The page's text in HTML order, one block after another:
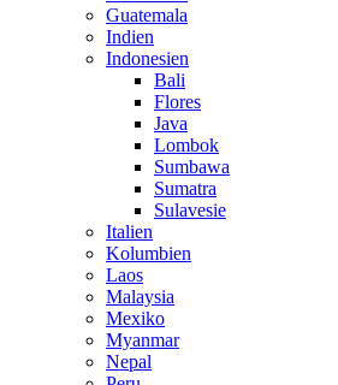
Guatemala
Indien
Indonesien
Bali
Flores
Java
Lombok
Sumbawa
Sumatra
Sulavesie
Italien
Kolumbien
Laos
Malaysia
Mexiko
Myanmar
Nepal